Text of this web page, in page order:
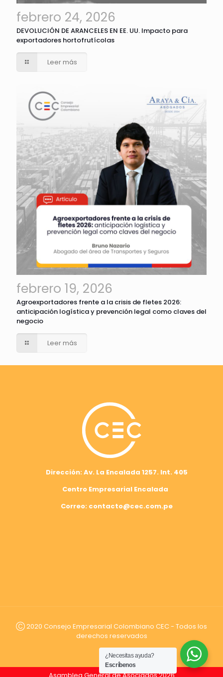
febrero 24, 2026
DEVOLUCIÓN DE ARANCELES EN EE. UU. Impacto para
exportadores hortofrutícolas
Leer más
febrero 19, 2026
Agroexportadores frente a la crisis de fletes 2026:
anticipación logística y prevención legal como claves del
negocio
Leer más
Dirección: Av. La Encalada 1257. Int. 405
Centro Empresarial Encalada
Correo: contacto@cec.com.pe
Ⓒ 2020 Consejo Empresarial Colombiano CEC - Todos los
derechos reservados
¿Necesitas ayuda?
Escríbenos